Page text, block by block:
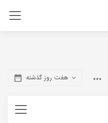
هفت روز گذشته